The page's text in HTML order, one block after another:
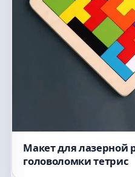
Макет для лазерной
головоломки тетрис